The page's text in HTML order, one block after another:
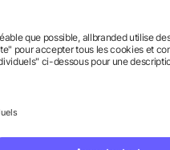
avons les
? allbranded